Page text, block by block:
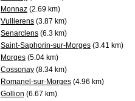
Monnaz (2.69 km)
Vullierens (3.87 km)
Senarclens (6.3 km)
Saint-Saphorin-sur-Morges (3.41 km)
Morges (5.04 km)
Cossonay (8.34 km)
Romanel-sur-Morges (4.96 km)
Gollion (6.67 km)